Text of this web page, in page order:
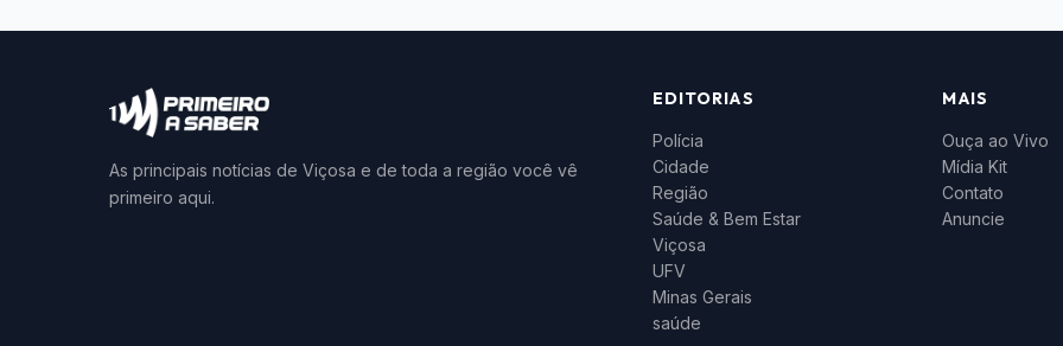
As principais notícias de Viçosa e de toda a região você vê
primeiro aqui.
EDITORIAS
Polícia
Cidade
Região
Saúde & Bem Estar
Viçosa
UFV
Minas Gerais
saúde
MAIS
Ouça ao Vivo
Mídia Kit
Contato
Anuncie